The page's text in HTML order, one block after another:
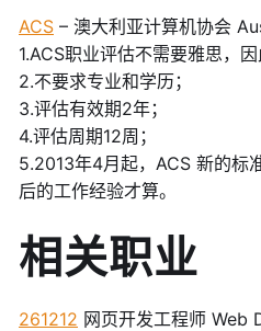
ACS – 澳大利亚计算机协会
1.ACS职业评估不需要雅思，
2.不要求专业和学历；
3.评估有效期2年；
4.评估周期12周；
5.2013年4月起，ACS 新的标
后的工作经验才算。
相关职业
261212 网页开发工程师 Web